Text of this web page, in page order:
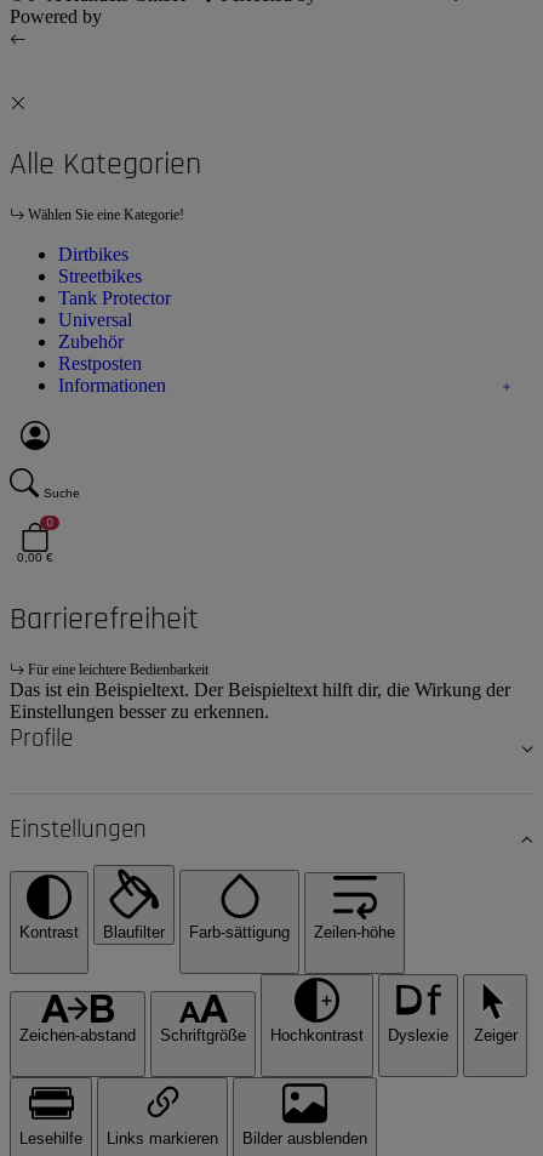
Powered by
Alle Kategorien
Wählen Sie eine Kategorie!
Dirtbikes
Streetbikes
Tank Protector
Universal
Zubehör
Restposten
Informationen
Suche
0
0,00 €
Barrierefreiheit
Für eine leichtere Bedienbarkeit
Das ist ein Beispieltext. Der Beispieltext hilft dir, die Wirkung der
Einstellungen besser zu erkennen.
Profile
Einstellungen
Kontrast Blaufilter Farb-sättigung Zeilen-höhe
Zeichen-abstand Schriftgröße Hochkontrast Dyslexie Zeiger
Lesehilfe Links markieren Bilder ausblenden